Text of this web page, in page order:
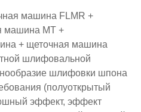
машина FLMR +
машина MT +
+ щеточная машина
шлифовальной
шлифовки шпона
(полуоткрытый
эффект, эффект